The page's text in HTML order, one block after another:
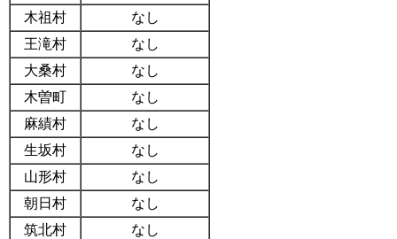
木祖村
なし
王滝村
なし
大桑村
なし
木曽町
なし
麻績村
なし
生坂村
なし
山形村
なし
朝日村
なし
筑北村
なし